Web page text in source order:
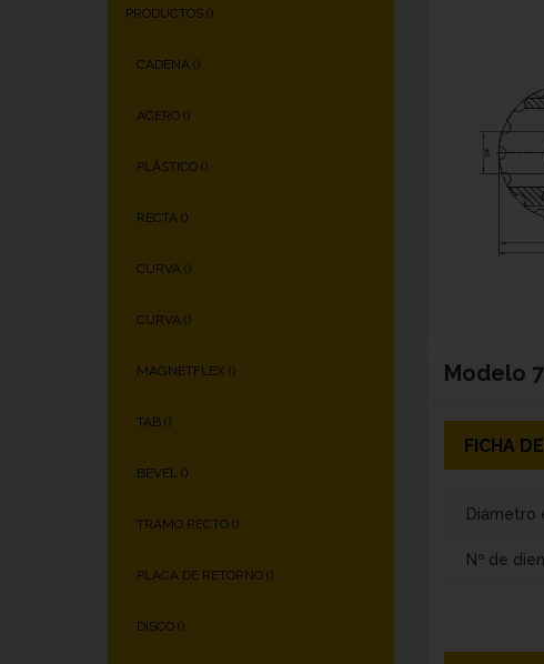
PRODUCTOS ()
CADENA ()
ACERO ()
PLÁSTICO ()
RECTA ()
CURVA ()
CURVA ()
MAGNETFLEX ()
TAB ()
BEVEL ()
TRAMO RECTO ()
PLACA DE RETORNO ()
DISCO ()
Modelo
FICHA
Diámetro
Nº de